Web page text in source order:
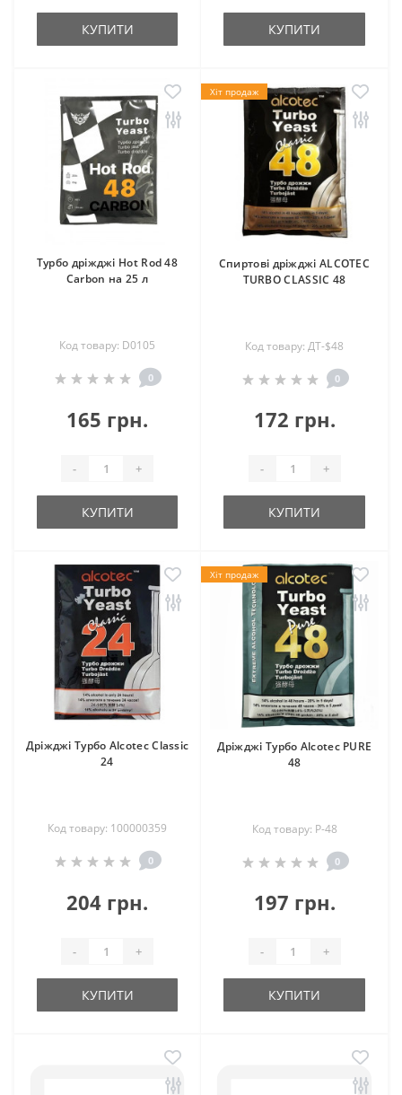
КУПИТИ КУПИТИ
Турбо дріжджі Hot Rod 48
Carbon на 25 л
Код товару: D0105
0
165 грн.
- +
КУПИТИ
Хіт продаж
Спиртові дріжджі ALCOTEC
TURBO CLASSIC 48
Код товару: ДТ-$48
0
172 грн.
- +
КУПИТИ
Дріжджі Турбо Alcotec Classic
24
Код товару: 100000359
0
204 грн.
- +
КУПИТИ
Хіт продаж
Дріжджі Турбо Alcotec PURE
48
Код товару: Р-48
0
197 грн.
- +
КУПИТИ